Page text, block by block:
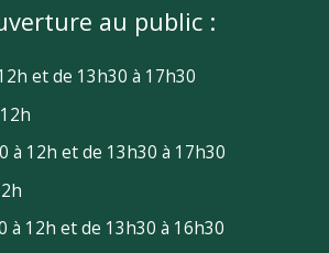
au public :
et de 13h30 à 17h30
à 12h et de 13h30 à 17h30
à 12h et de 13h30 à 16h30